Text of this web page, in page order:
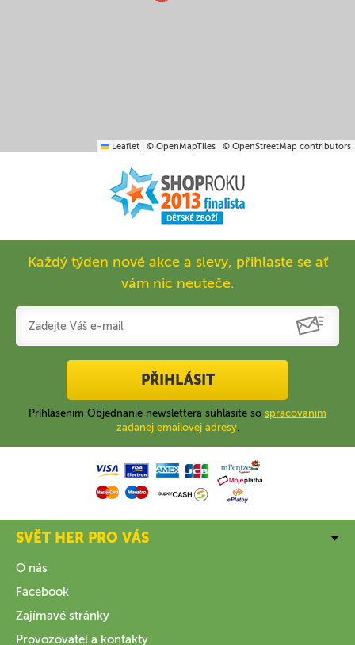
Leaflet © OpenMapTiles © OpenStreetMap contributors
Každý týden nové akce a slevy, přihlaste se ať
vám nic neuteče.
PŘIHLÁSIT
Prihlásením Objednanie newslettera súhlasíte so spracovaním
zadanej emailovej adresy.
SVĚT HER PRO VÁS
O nás
Facebook
Zajímavé stránky
Provozovatel a kontakty